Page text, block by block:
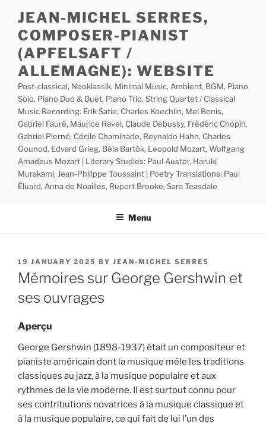
content
JEAN-MICHEL SERRES,
COMPOSER-PIANIST
(APFELSAFT /
ALLEMAGNE): WEBSITE
Post-classical, Neoklassik, Minimal Music, Ambient, BGM, Piano
Solo, Piano Duo & Duet, Piano Trio, String Quartet / Classical
Music Recording: Erik Satie, Charles Koechlin, Mel Bonis,
Gabriel Fauré, Maurice Ravel, Claude Debussy, Frédéric Chopin,
Gabriel Pierné, Cécile Chaminade, Reynaldo Hahn, Charles
Gounod, Edvard Grieg, Béla Bartók, Leopold Mozart, Wolfgang
Amadeus Mozart | Literary Studies: Paul Auster, Haruki
Murakami, Jean-Philippe Toussaint | Poetry Translations: Paul
Éluard, Anna de Noailles, Rupert Brooke, Sara Teasdale
Menu
POSTED
ON
19 JANUARY 2025 BY JEAN-MICHEL SERRES
Mémoires sur George Gershwin et
ses ouvrages
Aperçu
George Gershwin (1898-1937) était un compositeur et
pianiste américain dont la musique mêle les traditions
classiques au jazz, à la musique populaire et aux
rythmes de la vie moderne. Il est surtout connu pour
ses contributions novatrices à la musique classique et
à la musique populaire, ce qui fait de lui l’un des